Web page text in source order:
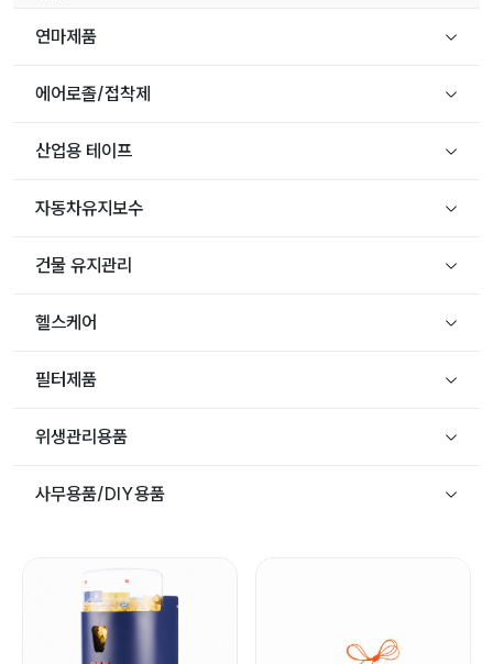
연마제품
에어로졸/접착제
산업용 테이프
자동차유지보수
건물 유지관리
헬스케어
필터제품
위생관리용품
사무용품/DIY용품